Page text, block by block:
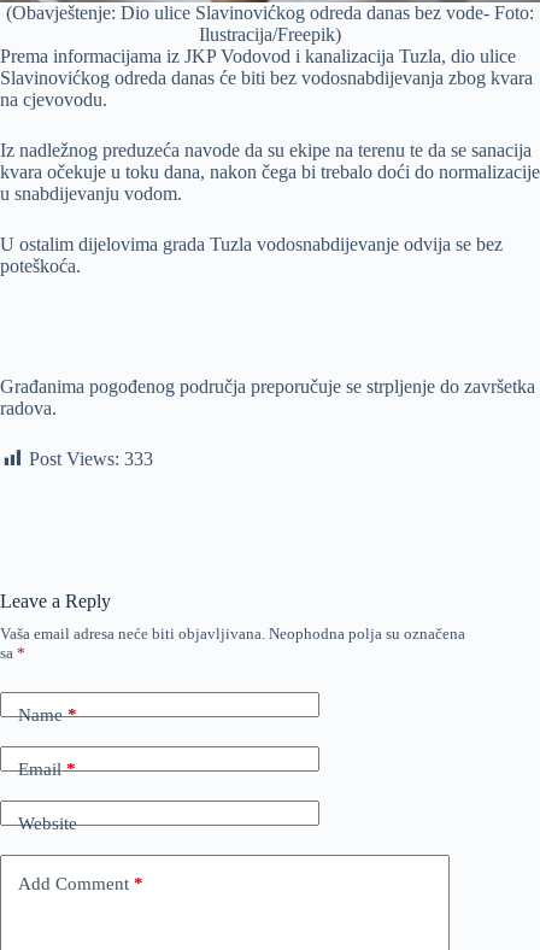
(Obavještenje: Dio ulice Slavinovićkog odreda danas bez vode- Foto:
Ilustracija/Freepik)
Prema informacijama iz JKP Vodovod i kanalizacija Tuzla, dio ulice
Slavinovićkog odreda danas će biti bez vodosnabdijevanja zbog kvara
na cjevovodu.
Iz nadležnog preduzeća navode da su ekipe na terenu te da se sanacija
kvara očekuje u toku dana, nakon čega bi trebalo doći do normalizacije
u snabdijevanju vodom.
U ostalim dijelovima grada Tuzla vodosnabdijevanje odvija se bez
poteškoća.
Građanima pogođenog područja preporučuje se strpljenje do završetka
radova.
Post Views: 333
Leave a Reply
Vaša email adresa neće biti objavljivana. Neophodna polja su označena
sa *
Name*
Email*
Website
Add Comment *